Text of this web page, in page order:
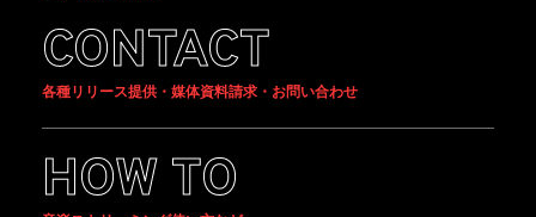
CONTACT
各種リリース提供・媒体資料請求・お問い合わせ
HOW TO